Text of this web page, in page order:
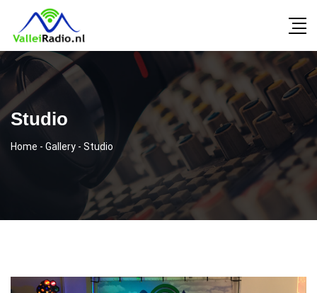
Studio
Home - Gallery - Studio